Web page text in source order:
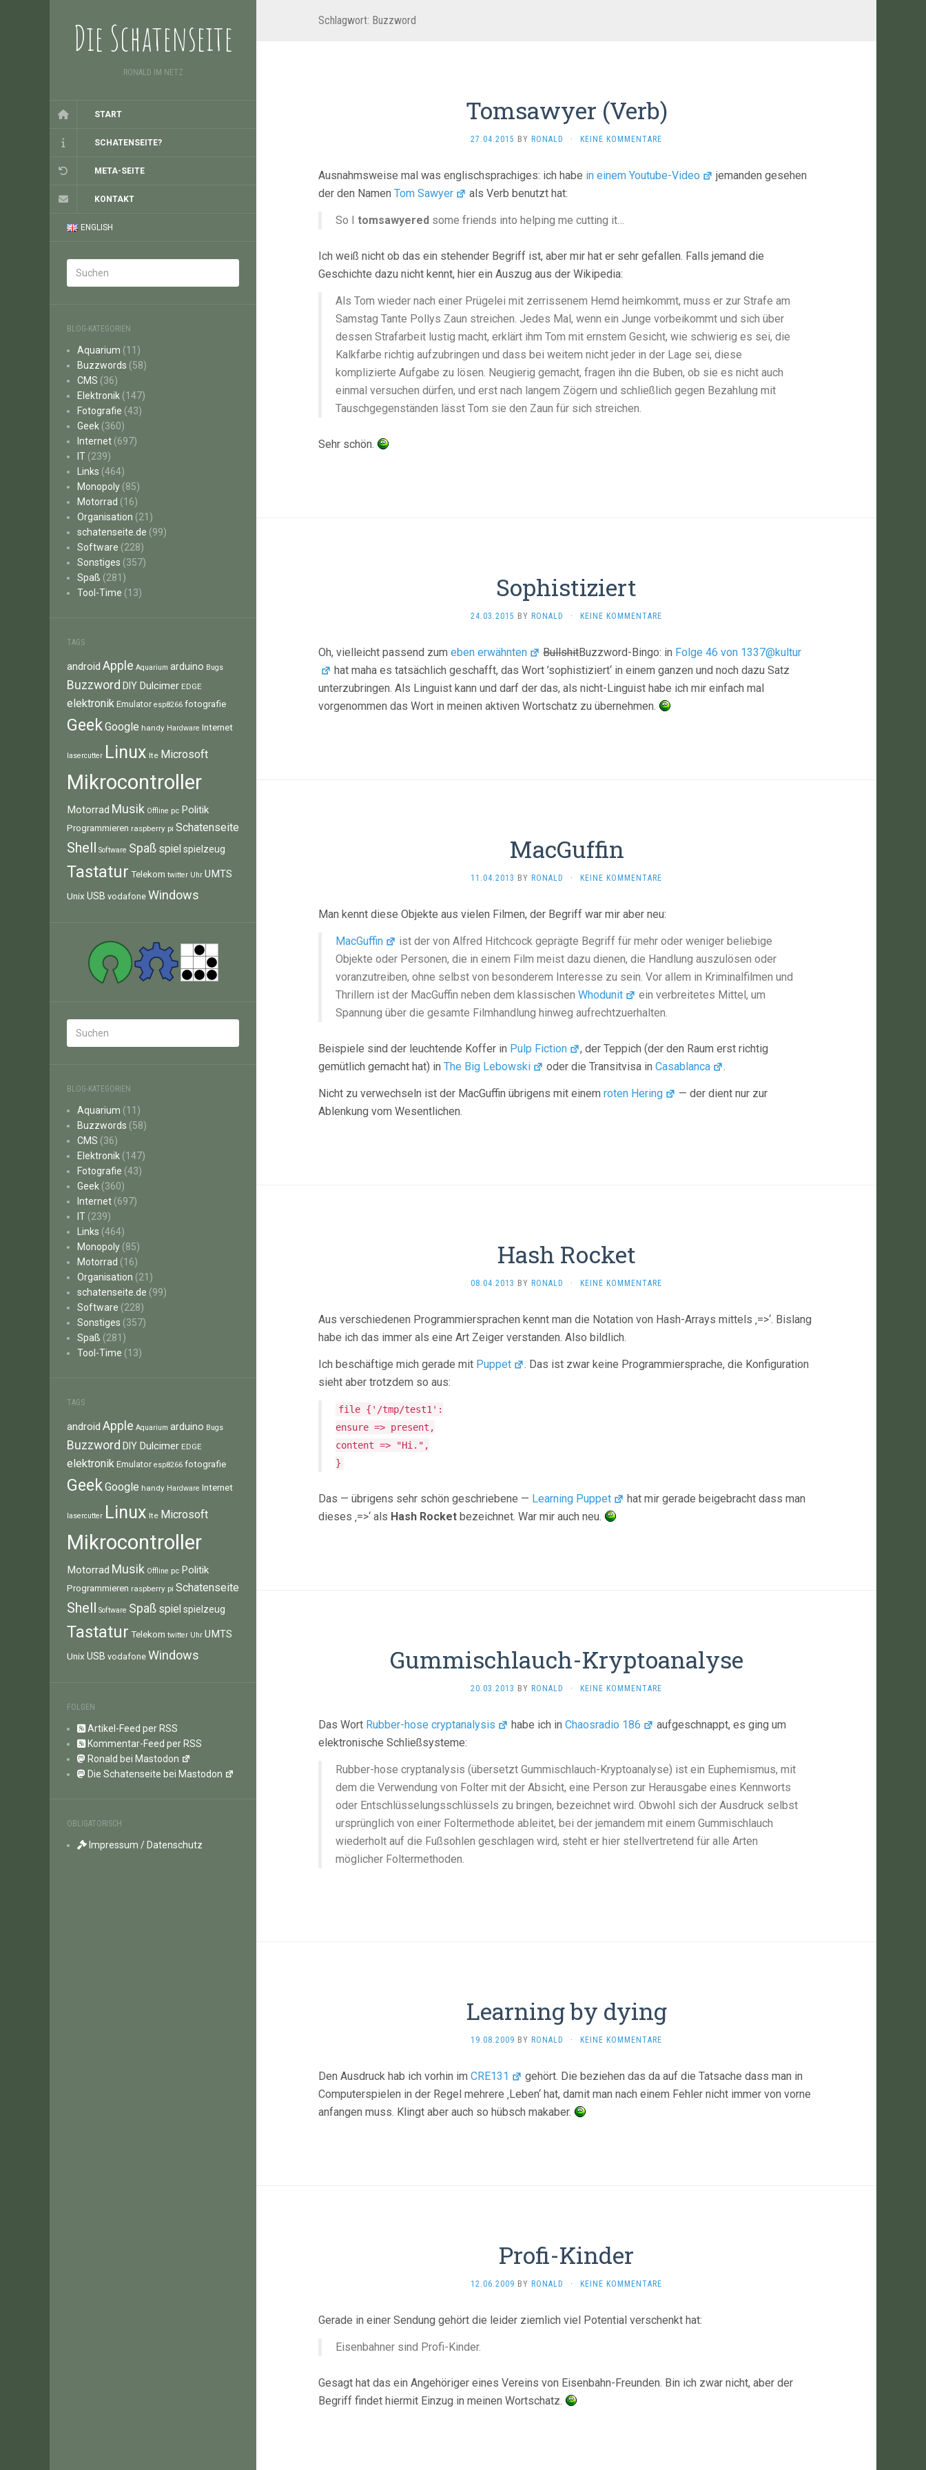
Die Schatenseite
RONALD IM NETZ
START
SCHATENSEITE?
META-SEITE
KONTAKT
ENGLISH
BLOG-KATEGORIEN
Aquarium (11)
Buzzwords (58)
CMS (36)
Elektronik (147)
Fotografie (43)
Geek (360)
Internet (697)
IT (239)
Links (464)
Monopoly (85)
Motorrad (16)
Organisation (21)
schatenseite.de (99)
Software (228)
Sonstiges (357)
Spaß (281)
Tool-Time (13)
TAGS
android Apple Aquarium arduino Bugs
Buzzword DIY Dulcimer EDGE
elektronik Emulator esp8266 fotografie
GeekGoogle handy Hardware Internet
lasercutter Linux lte Microsoft
Mikrocontroller
Motorrad Musik Offline pc Politik
Programmieren raspberry pi Schatenseite
Shell Software Spaß spiel spielzeug
Tastatur Telekom twitter Uhr UMTS
Unix USB vodafone Windows
BLOG-KATEGORIEN
Aquarium (11)
Buzzwords (58)
CMS (36)
Elektronik (147)
Fotografie (43)
Geek (360)
Internet (697)
IT (239)
Links (464)
Monopoly (85)
Motorrad (16)
Organisation (21)
schatenseite.de (99)
Software (228)
Sonstiges (357)
Spaß (281)
Tool-Time (13)
TAGS
android Apple Aquarium arduino Bugs
Buzzword DIY Dulcimer EDGE
elektronik Emulator esp8266 fotografie
GeekGoogle handy Hardware Internet
lasercutter Linux lte Microsoft
Mikrocontroller
Motorrad Musik Offline pc Politik
Programmieren raspberry pi Schatenseite
Shell Software Spaß spiel spielzeug
Tastatur Telekom twitter Uhr UMTS
Unix USB vodafone Windows
FOLGEN
Artikel-Feed per RSS
Kommentar-Feed per RSS
Ronald bei Mastodon
Die Schatenseite bei Mastodon
OBLIGATORISCH
Impressum / Datenschutz
Schlagwort: Buzzword
Tomsawyer (Verb)
27.04.2015 BY RONALD · KEINE KOMMENTARE
Ausnahmsweise mal was englischsprachiges: ich habe in einem Youtube-Video
jemanden gesehen
der den Namen Tom Sawyer als Verb benutzt hat:
So I tomsawyered some friends into helping me cutting it…
Ich weiß nicht ob das ein stehender Begriff ist, aber mir hat er sehr gefallen. Falls jemand die
Geschichte dazu nicht kennt, hier ein Auszug aus der Wikipedia:
Als Tom wieder nach einer Prügelei mit zerrissenem Hemd heimkommt, muss er zur Strafe am
Samstag Tante Pollys Zaun streichen. Jedes Mal, wenn ein Junge vorbeikommt und sich über
dessen Strafarbeit lustig macht, erklärt ihm Tom mit ernstem Gesicht, wie schwierig es sei, die
Kalkfarbe richtig aufzubringen und dass bei weitem nicht jeder in der Lage sei, diese
komplizierte Aufgabe zu lösen. Neugierig gemacht, fragen ihn die Buben, ob sie es nicht auch
einmal versuchen dürfen, und erst nach langem Zögern und schließlich gegen Bezahlung mit
Tauschgegenständen lässt Tom sie den Zaun für sich streichen.
Sehr schön.
Sophistiziert
24.03.2015 BY RONALD · KEINE KOMMENTARE
Oh, vielleicht passend zum eben erwähnten BullshitBuzzword-Bingo: in Folge 46 von 1337@kultur
hat maha es tatsächlich geschafft, das Wort ’sophistiziert‘ in einem ganzen und noch dazu Satz
unterzubringen. Als Linguist kann und darf der das, als nicht-Linguist habe ich mir einfach mal
vorgenommen das Wort in meinen aktiven Wortschatz zu übernehmen.
MacGuffin
11.04.2013 BY RONALD · KEINE KOMMENTARE
Man kennt diese Objekte aus vielen Filmen, der Begriff war mir aber neu:
MacGuffin
ist der von Alfred Hitchcock geprägte Begriff für mehr oder weniger beliebige
Objekte oder Personen, die in einem Film meist dazu dienen, die Handlung auszulösen oder
voranzutreiben, ohne selbst von besonderem Interesse zu sein. Vor allem in Kriminalfilmen und
Thrillern ist der MacGuffin neben dem klassischen Whodunit
ein verbreitetes Mittel, um
Spannung über die gesamte Filmhandlung hinweg aufrechtzuerhalten.
Beispiele sind der leuchtende Koffer in Pulp Fiction
, der Teppich (der den Raum erst richtig
gemütlich gemacht hat) in The Big Lebowski oder die Transitvisa inCasablanca .
Nicht zu verwechseln ist der MacGuffin übrigens mit einem roten Hering
— der dient nur zur
Ablenkung vom Wesentlichen.
Hash Rocket
08.04.2013 BY RONALD · KEINE KOMMENTARE
Aus verschiedenen Programmiersprachen kennt man die Notation von Hash-Arrays mittels ‚=>‘. Bislang
habe ich das immer als eine Art Zeiger verstanden. Also bildlich.
Ich beschäftige mich gerade mit Puppet
. Das ist zwar keine Programmiersprache, die Konfiguration
sieht aber trotzdem so aus:
file {'/tmp/test1':
ensure => present,
content => "Hi.",
}
Das — übrigens sehr schön geschriebene — Learning Puppet
hat mir gerade beigebracht dass man
dieses ‚=>‘ als Hash Rocket bezeichnet. War mir auch neu.
Gummischlauch-Kryptoanalyse
20.03.2013 BY RONALD · KEINE KOMMENTARE
Das Wort Rubber-hose cryptanalysis habe ich inChaosradio 186
aufgeschnappt, es ging um
elektronische Schließsysteme:
Rubber-hose cryptanalysis (übersetzt Gummischlauch-Kryptoanalyse) ist ein Euphemismus, mit
dem die Verwendung von Folter mit der Absicht, eine Person zur Herausgabe eines Kennworts
oder Entschlüsselungsschlüssels zu bringen, bezeichnet wird. Obwohl sich der Ausdruck selbst
ursprünglich von einer Foltermethode ableitet, bei der jemandem mit einem Gummischlauch
wiederholt auf die Fußsohlen geschlagen wird, steht er hier stellvertretend für alle Arten
möglicher Foltermethoden.
Learning by dying
19.08.2009 BY RONALD · KEINE KOMMENTARE
Den Ausdruck hab ich vorhin im CRE131
gehört. Die beziehen das da auf die Tatsache dass man in
Computerspielen in der Regel mehrere ‚Leben‘ hat, damit man nach einem Fehler nicht immer von vorne
anfangen muss. Klingt aber auch so hübsch makaber.
Profi-Kinder
12.06.2009 BY RONALD · KEINE KOMMENTARE
Gerade in einer Sendung gehört die leider ziemlich viel Potential verschenkt hat:
Eisenbahner sind Profi-Kinder.
Gesagt hat das ein Angehöriger eines Vereins von Eisenbahn-Freunden. Bin ich zwar nicht, aber der
Begriff findet hiermit Einzug in meinen Wortschatz.